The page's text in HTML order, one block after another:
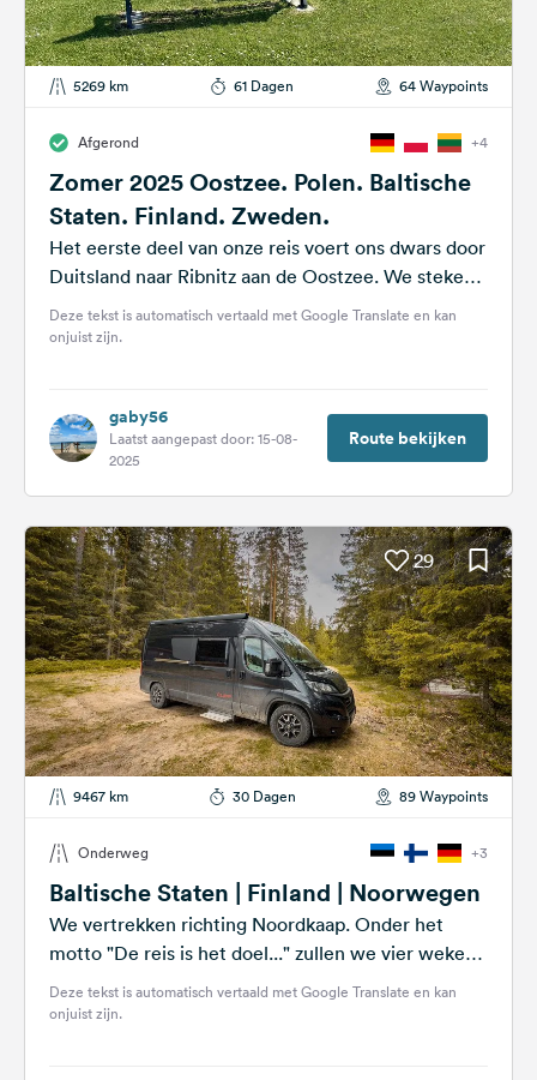
5269 km 61 Dagen 64 Waypoints
Afgerond +4
Zomer 2025 Oostzee. Polen. Baltische
Staten. Finland. Zweden.
Het eerste deel van onze reis voert ons dwars door
Duitsland naar Ribnitz aan de Oostzee. We steken
de grens over...
Deze tekst is automatisch vertaald met Google Translate en kan
onjuist zijn.
gaby56
Laatst aangepast door: 15-08-
2025
Route bekijken
29
9467 km 30 Dagen 89 Waypoints
Onderweg +3
Baltische Staten | Finland | Noorwegen
We vertrekken richting Noordkaap. Onder het
motto "De reis is het doel..." zullen we vier weken
onderweg zijn met onze...
Deze tekst is automatisch vertaald met Google Translate en kan
onjuist zijn.